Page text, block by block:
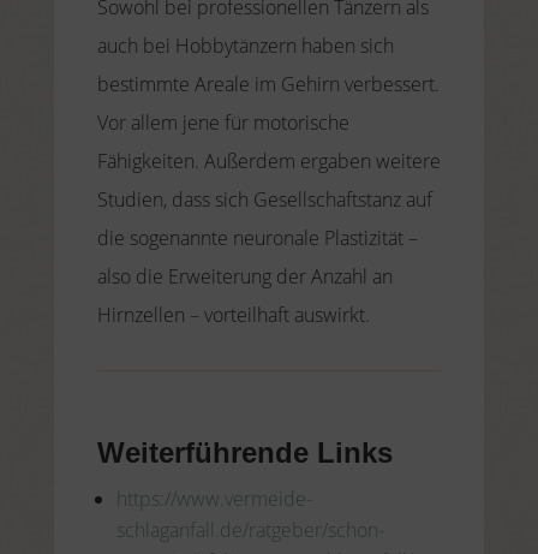
Sowohl bei professionellen Tänzern als
auch bei Hobbytänzern haben sich
bestimmte Areale im Gehirn verbessert.
Vor allem jene für motorische
Fähigkeiten. Außerdem ergaben weitere
Studien, dass sich Gesellschaftstanz auf
die sogenannte neuronale Plastizität –
also die Erweiterung der Anzahl an
Hirnzellen – vorteilhaft auswirkt.
Weiterführende Links
https://www.vermeide-
schlaganfall.de/ratgeber/schon-